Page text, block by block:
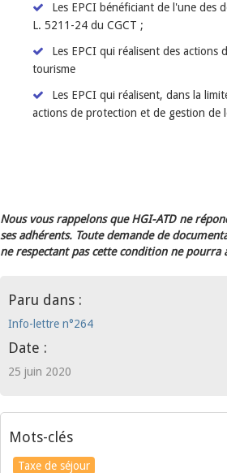
Les EPCI bénéficiant de l'une des
L. 5211-24 du CGCT ;
Les EPCI qui réalisent des actions
tourisme
Les EPCI qui réalisent, dans la
actions de protection et de gestion de
Nous vous rappelons que HGI-ATD ne
ses adhérents. Toute demande de
ne respectant pas cette condition ne pourra
Paru dans :
Info-lettre n°264
Date :
25 juin 2020
Mots-clés
Taxe de séjour